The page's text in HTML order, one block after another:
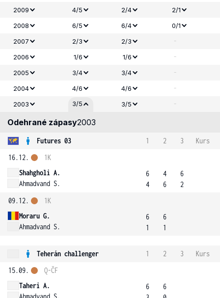
2009 4/5 2/4
2/1
2008
6/5 6/4
0/1
2007
2/3 2/3 -
2006 1/6 1/6 -
2005 3/4 3/4 -
2004 4/6 4/6 -
2003 3/5 3/5 -
Odehrané zápasy2003
Futures 03 1 2 3
Kurs
16.12.
Shahgholi A.
Ahmadvand S.
1K
6
4
4
6
6
2
09.12.
Moraru G.
Ahmadvand S.
1K
6
1
6
1
Teherán challenger 1 2 3
Kurs
15.09.
Taheri A.
Ahmadvand S.
Q-ČF
6
6